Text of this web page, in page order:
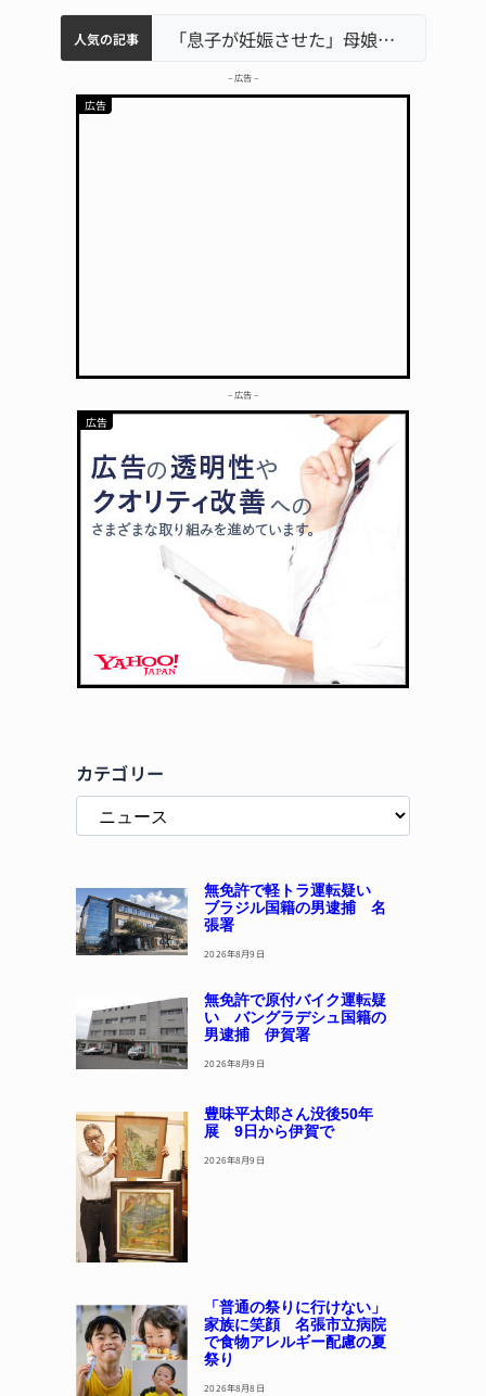
人気の記事
名張市水道料金47％値上げへ 答申案、審議会で大筋まとまる
中学校の陶壁モニュメント 地元建設会社がボランティアで清掃 伊賀名張市立病院のDMAT、熊本地震の被災地へ 能登以来3回目の派遣 「息子が妊娠させた」母娘だまされ400万円詐欺被害 名張
– 広告 –
– 広告 –
カテゴリー
無免許で軽トラ運転疑い
ブラジル国籍の男逮捕 名
張署
2026年8月9日
無免許で原付バイク運転疑
い バングラデシュ国籍の
男逮捕 伊賀署
2026年8月9日
豊味平太郎さん没後50年
展 9日から伊賀で
2026年8月9日
「普通の祭りに行けない」
家族に笑顔 名張市立病院
で食物アレルギー配慮の夏
祭り
2026年8月8日